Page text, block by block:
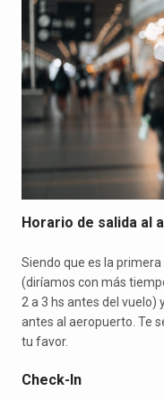
Horario de salida al
Siendo que es la
(diríamos con más
2 a 3 hs antes del vuelo)
antes al aeropuerto. Te
tu favor.
Check-In